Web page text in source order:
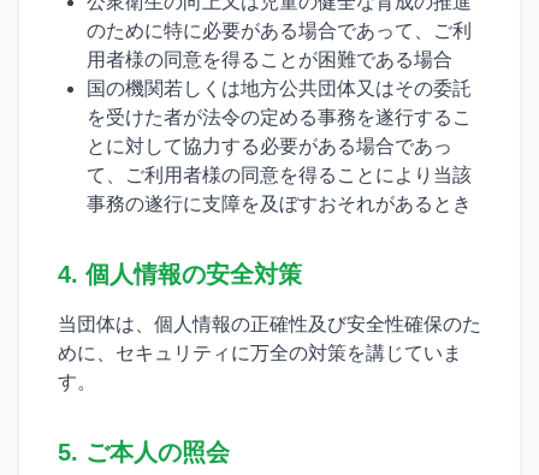
のために特に必要がある場合であって、ご利
用者様の同意を得ることが困難である場合
国の機関若しくは地方公共団体又はその委託
を受けた者が法令の定める事務を遂行するこ
とに対して協力する必要がある場合であっ
て、ご利用者様の同意を得ることにより当該
事務の遂行に支障を及ぼすおそれがあるとき
4. 個人情報の安全対策
当団体は、個人情報の正確性及び安全性確保のた
めに、セキュリティに万全の対策を講じていま
す。
5. ご本人の照会